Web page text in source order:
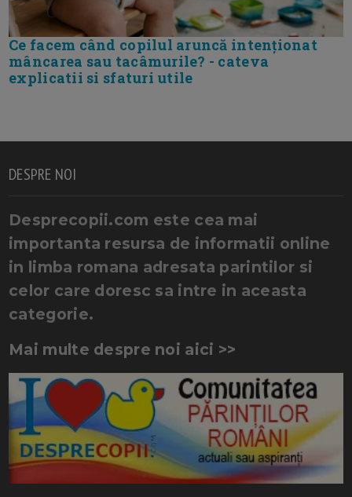
Ce facem când copilul aruncă intenționat
mâncarea sau tacâmurile? - cateva
explicatii si sfaturi utile
DESPRE NOI
Desprecopii.com este cea mai
importanta resursa de informatii online
in limba romana adresata parintilor si
celor care doresc sa intre in aceasta
categorie.
Mai multe despre noi aici >>